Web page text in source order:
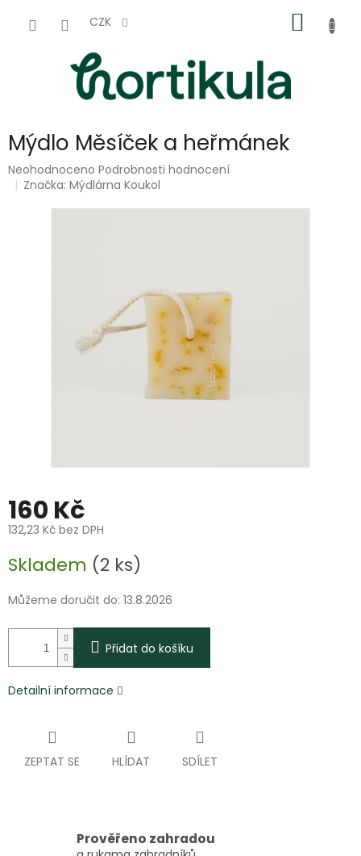
CZK
KOŠÍK
Mýdlo Měsíček a heřmánek
Průměrné
hodnocení
Neohodnoceno Podrobnosti hodnocení
Značka:Mýdlárna Koukol
160 Kč
132,23 Kč bez DPH
cena:
Skladem (2 ks)
Můžeme doručit do: 13.8.2026
Přidat do košíku
Detailní informace
ZEPTAT SE HLÍDAT SDÍLET
Prověřeno zahradou